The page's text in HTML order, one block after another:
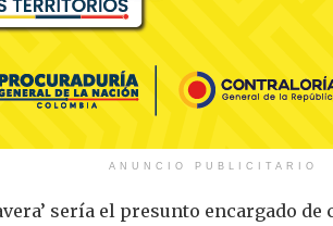
ANUNCIO PUBLICITARIO
sería el presunto encargado